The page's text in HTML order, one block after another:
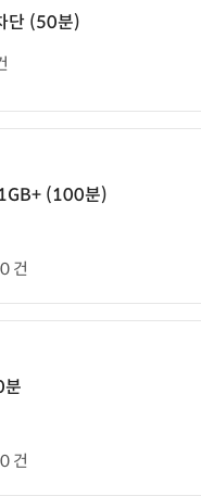
단 (50분)
(100분)
건
건